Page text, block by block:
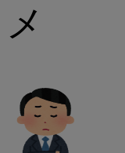
メ